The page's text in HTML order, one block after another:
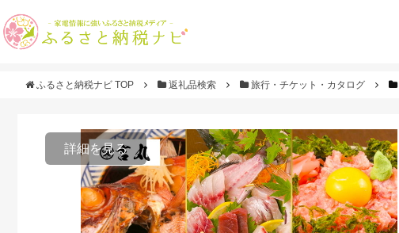
ふるさと納税ナビ TOP 返礼品検索 旅行・チケット・カタログ
詳細を見る